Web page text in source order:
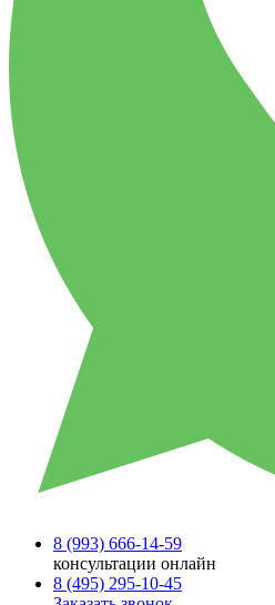
8 (993) 666-14-59
консультации онлайн
8 (495) 295-10-45